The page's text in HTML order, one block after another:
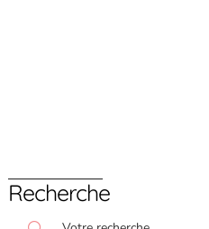
Recherche